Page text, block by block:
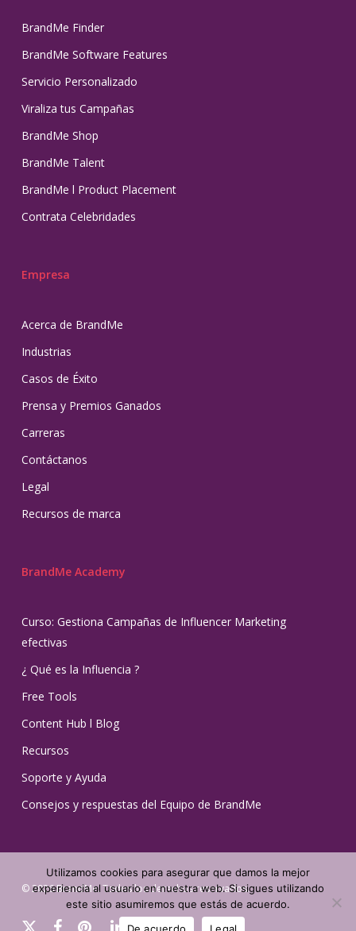
BrandMe Finder
BrandMe Software Features
Servicio Personalizado
Viraliza tus Campañas
BrandMe Shop
BrandMe Talent
BrandMe l Product Placement
Contrata Celebridades
Empresa
Acerca de BrandMe
Industrias
Casos de Éxito
Prensa y Premios Ganados
Carreras
Contáctanos
Legal
Recursos de marca
BrandMe Academy
Curso: Gestiona Campañas de Influencer Marketing
efectivas
¿ Qué es la Influencia ?
Free Tools
Content Hub l Blog
Recursos
Soporte y Ayuda
Consejos y respuestas del Equipo de BrandMe
© 2026 BrandMe. Todos los derechos reservados.
x- facebookpinterestlinkedin youtubeinstagramtiktok
Utilizamos cookies para asegurar que damos la mejor
experiencia al usuario en nuestra web. Si sigues utilizando
este sitio asumiremos que estás de acuerdo.
De acuerdo
Legal